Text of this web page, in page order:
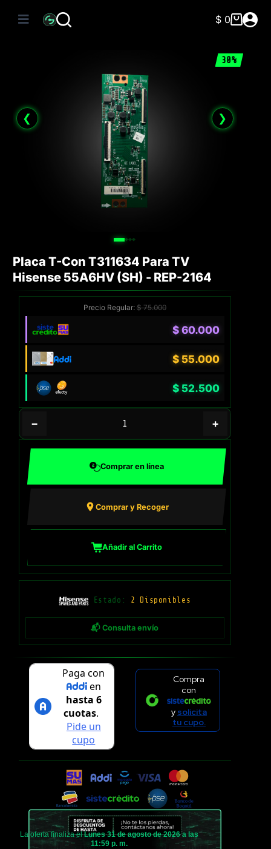
Carro
$0
30%
❮ ❯
Placa T-Con T311634 Para TV
Hisense 55A6HV (SH) - REP-2164
Precio Regular:$75.000
$60.000
$55.000
$52.500
− +
Comprar en línea
Comprar y Recoger
Añadir al Carrito
Estado: 2 Disponibles
📬 Consulta envío
Compra
con
y solicita
tu cupo.
La oferta finaliza elLunes 31 de agosto de 2026 a las
11:59 p. m.